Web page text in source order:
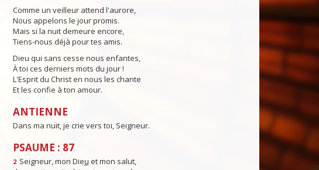
Comme un veilleur attend l'aurore,
Nous appelons le jour promis.
Mais si la nuit demeure encore,
Tiens-nous déjà pour tes amis.
Dieu qui sans cesse nous enfantes,
À toi ces derniers mots du jour !
L'Esprit du Christ en nous les chante
Et les confie à ton amour.
ANTIENNE
Dans ma nuit, je crie vers toi, Seigneur.
PSAUME : 87
2 Seigneur, mon Dieu et mon salut,